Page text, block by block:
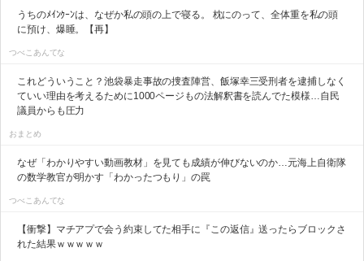
うちのﾒｲﾝｸｰﾝは、なぜか私の頭の上で寝る。 枕にのって、全体重を私の頭
に預け、爆睡。【再】
つべこあんてな
これどういうこと？池袋暴走事故の捜査陣営、飯塚幸三受刑者を逮捕しなく
ていい理由を考えるために1000ページもの法解釈書を読んでた模様…自民
議員からも圧力
おまとめ
なぜ「わかりやすい動画教材」を見ても成績が伸びないのか…元海上自衛隊
の数学教官が明かす「わかったつもり」の罠
つべこあんてな
【衝撃】マチアプで会う約束してた相手に『この返信』送ったらブロックさ
れた結果ｗｗｗｗｗ